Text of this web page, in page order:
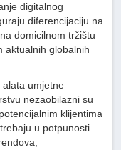
digitalnog
diferencijaciju na
domicilnom tržištu
aktualnih globalnih
umjetne
nezaobilazni su
klijentima
u potpunosti